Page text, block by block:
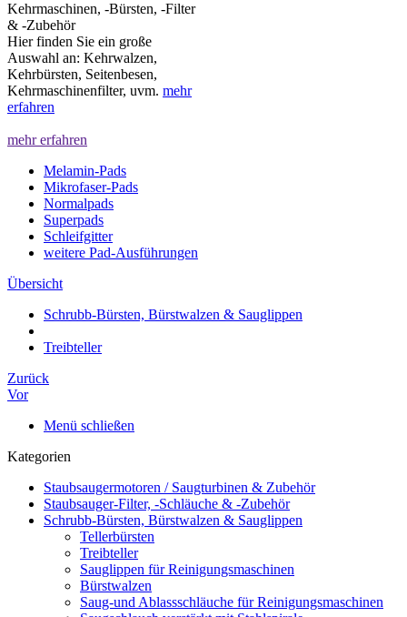
Kehrmaschinen, -Bürsten, -Filter
& -Zubehör
Hier finden Sie ein große
Auswahl an: Kehrwalzen,
Kehrbürsten, Seitenbesen,
Kehrmaschinenfilter, uvm. mehr
erfahren
mehr erfahren
Melamin-Pads
Mikrofaser-Pads
Normalpads
Superpads
Schleifgitter
weitere Pad-Ausführungen
Übersicht
Schrubb-Bürsten, Bürstwalzen & Sauglippen
Treibteller
Zurück
Vor
Menü schließen
Kategorien
Staubsaugermotoren / Saugturbinen & Zubehör
Staubsauger-Filter, -Schläuche & -Zubehör
Schrubb-Bürsten, Bürstwalzen & Sauglippen
Tellerbürsten
Treibteller
Sauglippen für Reinigungsmaschinen
Bürstwalzen
Saug-und Ablassschläuche für Reinigungsmaschinen